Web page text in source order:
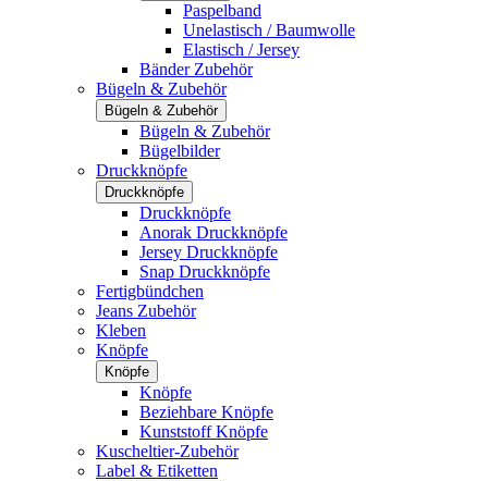
Paspelband
Unelastisch / Baumwolle
Elastisch / Jersey
Bänder Zubehör
Bügeln & Zubehör
Bügeln & Zubehör
Bügeln & Zubehör
Bügelbilder
Druckknöpfe
Druckknöpfe
Druckknöpfe
Anorak Druckknöpfe
Jersey Druckknöpfe
Snap Druckknöpfe
Fertigbündchen
Jeans Zubehör
Kleben
Knöpfe
Knöpfe
Knöpfe
Beziehbare Knöpfe
Kunststoff Knöpfe
Kuscheltier-Zubehör
Label & Etiketten